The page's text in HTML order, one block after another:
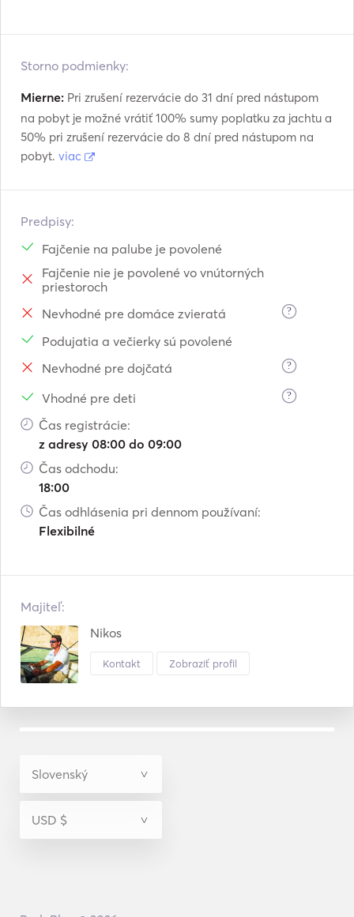
Storno podmienky:
Mierne: Pri zrušení rezervácie do 31 dní pred nástupom
na pobyt je možné vrátiť 100% sumy poplatku za jachtu a
50% pri zrušení rezervácie do 8 dní pred nástupom na
pobyt. viac
Predpisy:
Fajčenie na palube je povolené
Fajčenie nie je povolené vo vnútorných
priestoroch
Nevhodné pre domáce zvieratá
?
Podujatia a večierky sú povolené
Nevhodné pre dojčatá
?
Vhodné pre deti ?
Čas registrácie:
z adresy 08:00 do 09:00
Čas odchodu:
18:00
Čas odhlásenia pri dennom používaní:
Flexibilné
Majiteľ:
Nikos
Kontakt Zobraziť profil